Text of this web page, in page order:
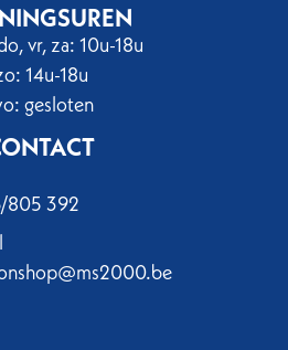
vr, za: 10u-18u
14u-18u
gesloten
805 392